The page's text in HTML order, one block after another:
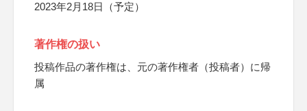
2023年2月18日（予定）
著作権の扱い
投稿作品の著作権は、元の著作権者（投稿者）に帰
属